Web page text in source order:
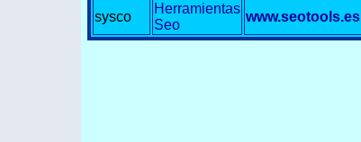
sysco
Herramientas
Seo
www.seotools.es